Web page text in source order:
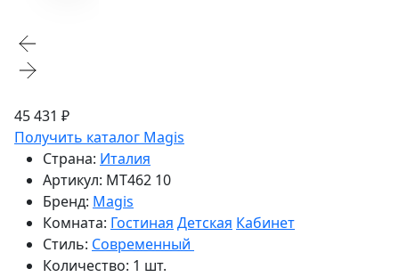
45 431 ₽
Получить каталог Magis
Страна: Италия
Артикул: MT462 10
Бренд: Magis
Комната: Гостиная Детская Кабинет
Стиль: Современный
Количество: 1 шт.